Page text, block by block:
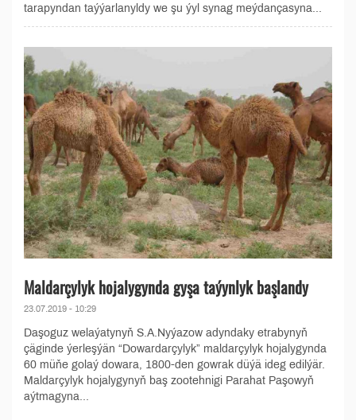
tarapyndan taýýarlanyldy we şu ýyl synag meýdançasyna...
Maldarçylyk hojalygynda gyşa taýynlyk başlandy
23.07.2019 - 10:29
Daşoguz welaýatynyň S.A.Nyýazow adyndaky etrabynyň
çäginde ýerleşýän “Dowardarçylyk” maldarçylyk hojalygynda
60 müňe golaý dowara, 1800-den gowrak düýä ideg edilýär.
Maldarçylyk hojalygynyň baş zootehnigi Parahat Paşowyň
aýtmagyna...